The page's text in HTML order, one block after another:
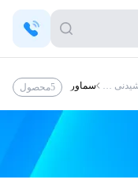
نوشیدنی ساز سماور برقی
5محصول